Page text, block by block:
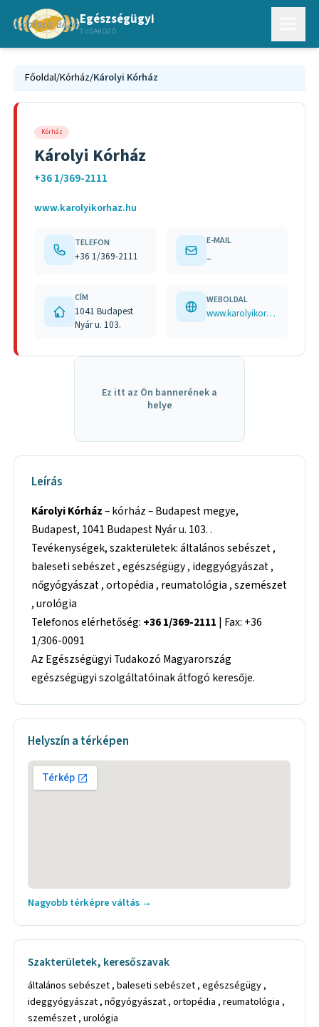
Egészségügyi
TUDAKOZÓ
Főoldal/Kórház/Károlyi Kórház
Kórház
Károlyi Kórház
+36 1/369-2111
www.karolyikorhaz.hu
TELEFON
+36 1/369-2111
E-MAIL
–
CÍM
1041 Budapest
Nyár u. 103.
WEBOLDAL
www.karolyikorhaz.hu
Ez itt az Ön bannerének a
helye
Leírás
Károlyi Kórház– kórház – Budapest megye,
Budapest, 1041 Budapest Nyár u. 103. .
Tevékenységek, szakterületek: általános sebészet ,
baleseti sebészet , egészségügy , ideggyógyászat ,
nőgyógyászat , ortopédia , reumatológia , szemészet
, urológia
Telefonos elérhetőség: +36 1/369-2111 | Fax: +36
1/306-0091
Az Egészségügyi Tudakozó Magyarország
egészségügyi szolgáltatóinak átfogó keresője.
Helyszín a térképen
Nagyobb térképre váltás →
Szakterületek, keresőszavak
általános sebészet , baleseti sebészet , egészségügy ,
ideggyógyászat , nőgyógyászat , ortopédia , reumatológia ,
szemészet , urológia